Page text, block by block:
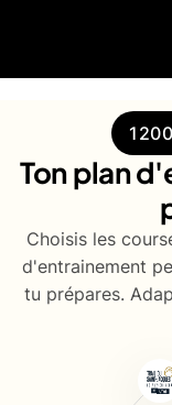
Ton plan
Choisis les
d'entrainement
tu prépares.